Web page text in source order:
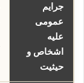
جرایم
عمومی
علیه
اشخاص و
حیثیت